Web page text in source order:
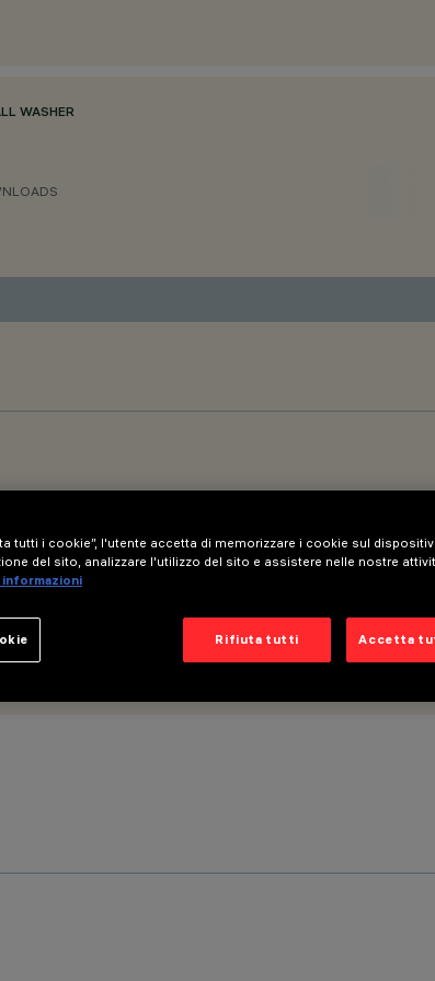
WASHER
tutti i cookie”, l'utente accetta di memorizzare i cookie sul
del sito, analizzare l'utilizzo del sito e assistere nelle nostre
Rifiuta tutti Accetta